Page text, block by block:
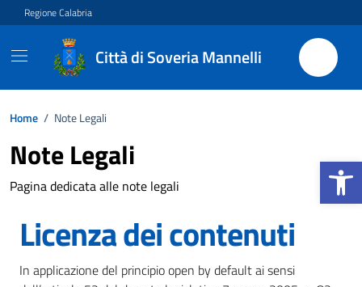
Apri la
Vai ai contenuti
Vai al footer
Regione Calabria
Città di Soveria Mannelli
Home / Note Legali
Note Legali
Pagina dedicata alle note legali
Licenza dei contenuti
In applicazione del principio open by default ai sensi